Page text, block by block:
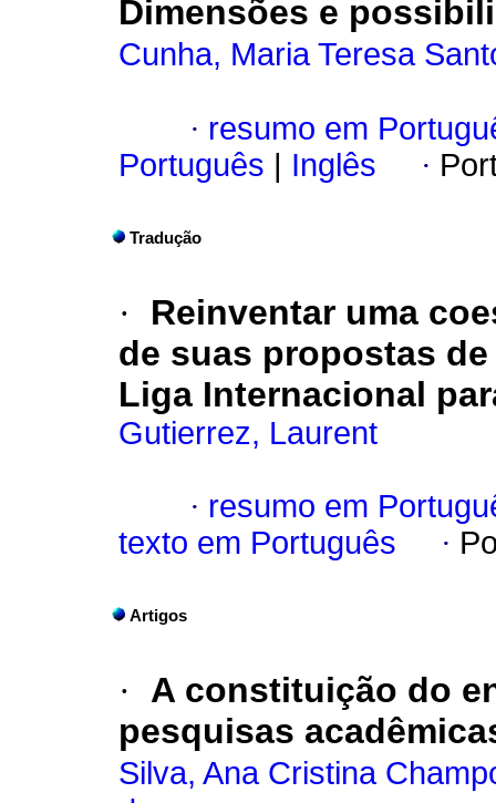
Dimensões e
Cunha, Maria Teresa
· resumo em
Português
Inglês ·
Tradução
·
Reinventar uma
de suas propostas
Liga Internacional
Gutierrez, Laurent
· resumo em
texto em Português
·
Artigos
·
A constituição do
pesquisas
Silva, Ana Cristina